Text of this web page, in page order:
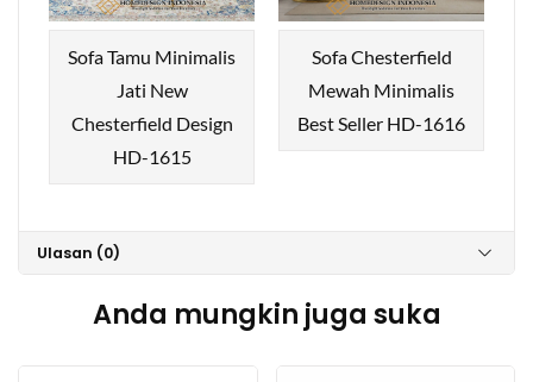
Sofa Tamu Minimalis
Jati New
Chesterfield Design
HD-1615
Sofa Chesterfield
Mewah Minimalis
Best Seller HD-1616
Ulasan (0)
Anda mungkin juga suka